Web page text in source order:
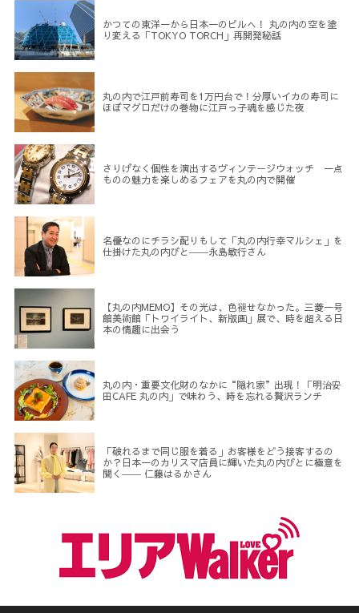
かつての東洋一から日本一のビルへ！ 丸の内の空を塗
り変える「TOKYO TORCH」再開発秘話
丸の内で江戸前寿司を1万円台で！分厚いイカの寿司に
ほぼマグロだけの巻物に江戸っ子魂を感じた夜
さりげなく個性を演出するヴィンテージウォッチ 一点
ものの魅力を楽しめるフェアを丸の内で開催
名優なのにチラシ配りもして「丸の内行幸マルシェ」を
仕掛けた丸の内びと――永島敏行さん
【丸の内MEMO】その光は、色褪せなかった。三菱一号
館美術館「トワイライト、新版画」展で、時を超える日
本の情趣に出会う
丸の内・重要文化財のなかに“隠れ家”出現！「明治安
田CAFE 丸の内」で味わう、時を忘れる贅沢ランチ
「破れるまで同じ服を着る」お客様をどう接客するの
か？日本一のカリスマ店員に輝いた丸の内びとに極意を
聞く―― 仁藤はるかさん